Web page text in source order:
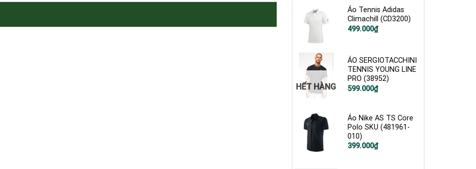
Áo Tennis Adidas
Climachill (CD3200)
Giá
499.000₫
Giá
499.000₫.
HẾT HÀNG
ÁO SERGIOTACCHINI
TENNIS YOUNG LINE
PRO (38952)
Giá
599.000₫
Giá
599.000₫.
Áo Nike AS TS Core
Polo SKU (481961-
010)
Giá
399.000₫
Giá